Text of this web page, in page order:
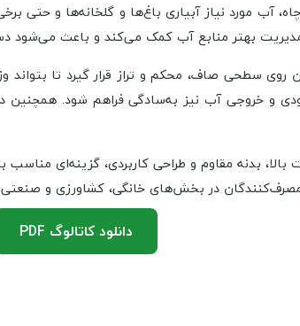
آب مورد نیاز آبیاری باغ‌ها و گلخانه‌ها و حتی
مدیریت بهتر منابع آب کمک می‌کند و باعث
روی سطحی صاف، محکم و تراز قرار گیرد تا
و خروجی آب نیز به‌سادگی فراهم شود.
افقی تک‌لایه با ظرفیت بالا، بدنه مقاوم و طراحی
مصرف‌کنندگان در بخش‌های خانگی، کشاورزی و
دانلود کاتالوگ PDF